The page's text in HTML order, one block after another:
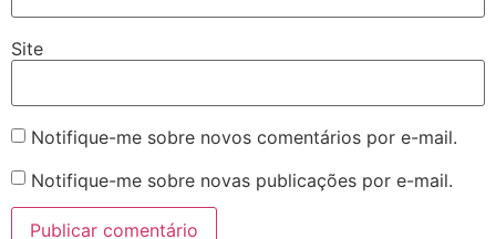
Site
Notifique-me sobre novos comentários por e-mail.
Notifique-me sobre novas publicações por e-mail.